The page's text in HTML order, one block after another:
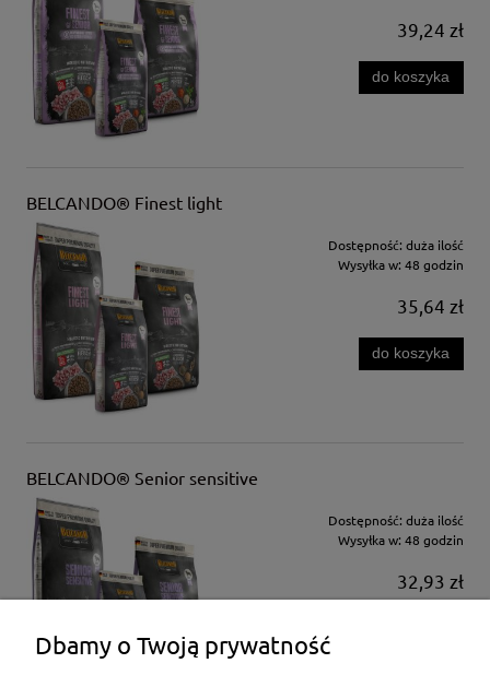
39,24 zł
do koszyka
BELCANDO® Finest light
Dostępność: duża ilość
Wysyłka w: 48 godzin
35,64 zł
do koszyka
BELCANDO® Senior sensitive
Dostępność: duża ilość
Wysyłka w: 48 godzin
32,93 zł
Dbamy o Twoją prywatność